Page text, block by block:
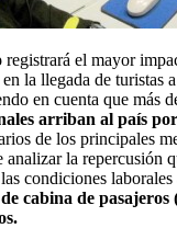
registrará el mayor
la llegada de turistas
en cuenta que más
arriban al país
de los principales
la repercusión
condiciones laborales
cabina de pasajeros